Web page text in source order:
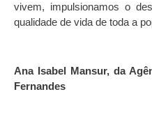
vivem, impulsionamos o
qualidade de vida de toda a
Ana Isabel Mansur, da
Fernandes